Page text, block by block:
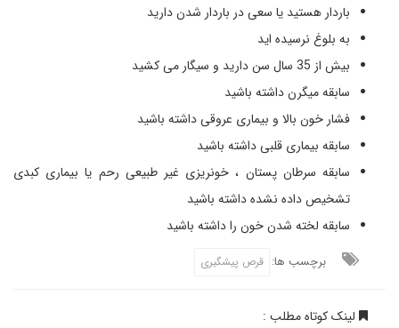
باردار هستید یا سعی در باردار شدن دارید
به بلوغ نرسیده اید
بیش از 35 سال سن دارید و سیگار می کشید
سابقه میگرن داشته باشید
فشار خون بالا و بیماری عروقی داشته باشید
سابقه بیماری قلبی داشته باشید
سابقه سرطان پستان ، خونریزی غیر طبیعی رحم یا بیماری کبدی
تشخیص داده نشده داشته باشید
سابقه لخته شدن خون را داشته باشید
برچسب ها: قرص پیشگیری
لینک کوتاه مطلب :